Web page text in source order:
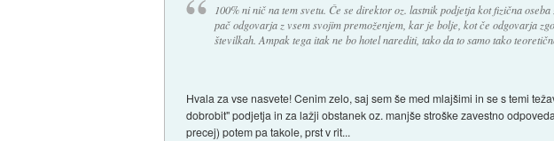
100% ni nič na tem svetu. Če se direktor oz. lastnik podjetja kot fizična
pač odgovarja z vsem svojim premoženjem, kar je bolje, kot če odgovarja
številkah. Ampak tega itak ne bo hotel narediti, tako da to samo tako
Hvala za vse nasvete! Cenim zelo, saj sem še med mlajšimi in se s temi
dobrobit" podjetja in za lažji obstanek oz. manjše stroške zavestno
precej) potem pa takole, prst v rit...